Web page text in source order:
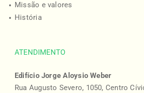
Missão e valores
História
ATENDIMENTO
Edifício Jorge Aloysio Weber
Rua Augusto Severo, 1050, Centro